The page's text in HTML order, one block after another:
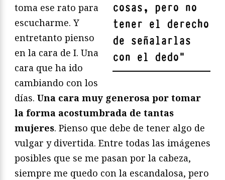
cosas, pero no
tener el derecho
de señalarlas
con el dedo"
toma ese rato para
escucharme. Y
entretanto pienso
en la cara de I. Una
cara que ha ido
cambiando con los
días. Una cara muy generosa por tomar
la forma acostumbrada de tantas
mujeres. Pienso que debe de tener algo de
vulgar y divertida. Entre todas las imágenes
posibles que se me pasan por la cabeza,
siempre me quedo con la escandalosa, pero